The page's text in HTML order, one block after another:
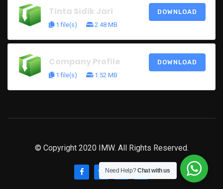
Tinta Sidik Jari
1 file(s) 2.48 MB
DOWNLOAD
Company Profile
1 file(s) 1.52 MB
DOWNLOAD
© Copyright 2020 IMW. All Rights Reserved.
Need Help?Chat with us